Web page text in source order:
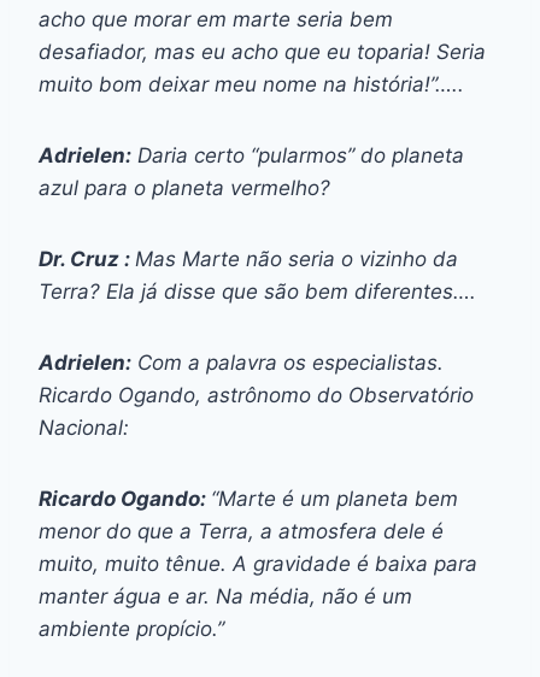
acho que morar em marte seria bem
desafiador, mas eu acho que eu toparia! Seria
muito bom deixar meu nome na história!”…..
Adrielen: Daria certo “pularmos” do planeta
azul para o planeta vermelho?
Dr. Cruz : Mas Marte não seria o vizinho da
Terra? Ela já disse que são bem diferentes….
Adrielen: Com a palavra os especialistas.
Ricardo Ogando, astrônomo do Observatório
Nacional:
Ricardo Ogando: “Marte é um planeta bem
menor do que a Terra, a atmosfera dele é
muito, muito tênue. A gravidade é baixa para
manter água e ar. Na média, não é um
ambiente propício.”